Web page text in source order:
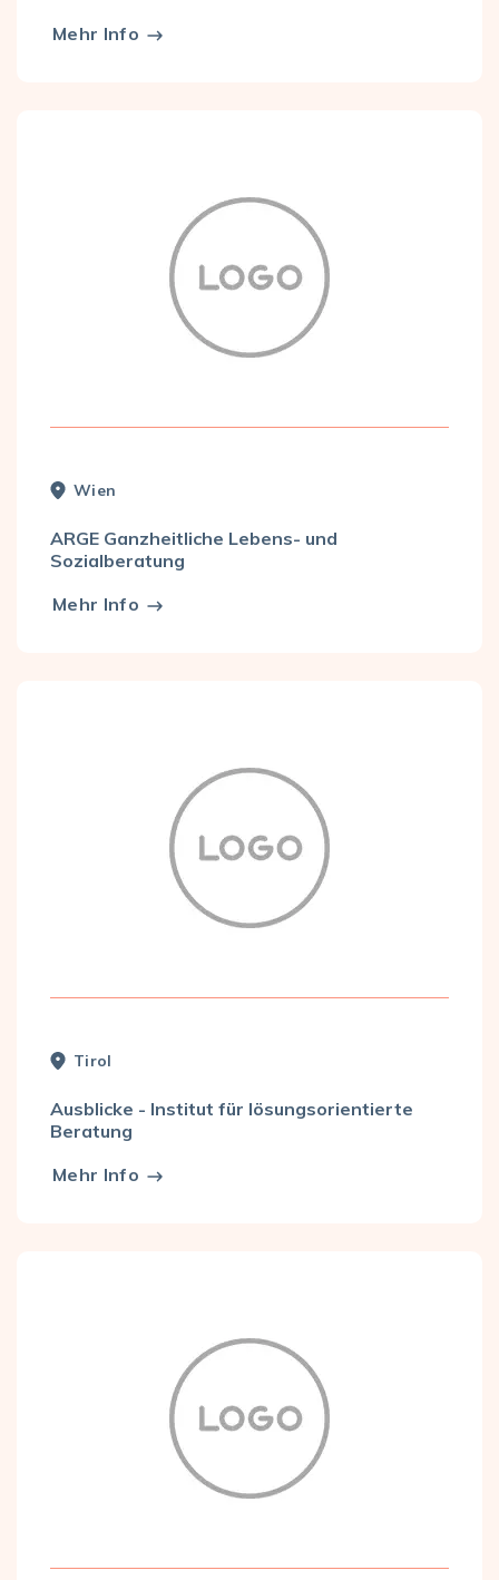
Mehr Info
Wien
ARGE Ganzheitliche Lebens- und
Sozialberatung
Mehr Info
Tirol
Ausblicke - Institut für lösungsorientierte
Beratung
Mehr Info